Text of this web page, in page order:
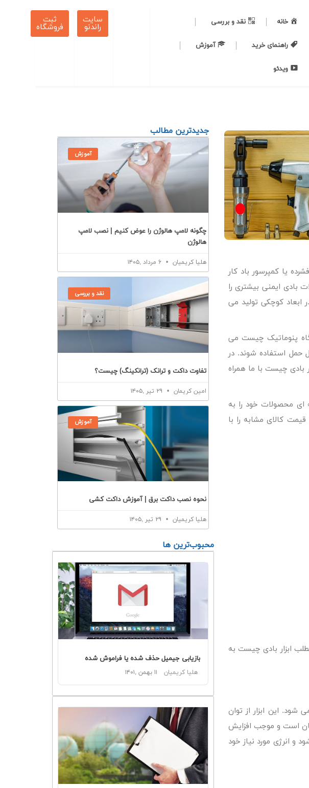
خانه نقد و بررسی
راهنمای خرید آموزش
ویدئو
سایت
راندنو
ثبت
فروشگاه
جدیدترین مطالب
آموزش
چگونه لامپ هالوژن را عوض کنیم | نصب لامپ
هالوژن
هلیا کریمیان ۶ مرداد ,۱۴۰۵
نقد و بررسی
تفاوت داکت و ترانک (ترانکینگ) چیست؟
امین کریمان
آموزش
نحوه نصب داکت برق | آموزش داکت کشی
هلیا کریمیان
محبوب‌ترین ها
بازیابی جیمیل حذف شده یا فراموش شده
هلیا کریمیان ۱۱ بهمن ,۱۴۰۱
یا کمپرسور باد کار
بادی ایمنی بیشتری را
ابعاد کوچکی تولید می
پنوماتیک چیست می
حمل استفاده شوند. در
بادی چیستبا ما همراه
ای محصولات خود را به
کالای مشابه را با
ابزار بادی چیست به
این ابزار از توان
آسان است و موجب افزایش
انرژی مورد نیاز خود